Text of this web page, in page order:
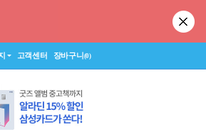
고객센터 장바구니(0)